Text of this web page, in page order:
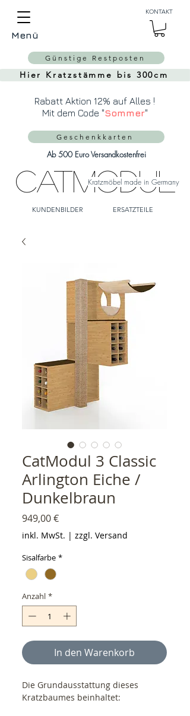
CatModul
Kratzmöbel made in Germany
Menü
KONTAKT
KUNDENBILDER ERSATZTEILE
Ab 500 Euro Versandkostenfrei
Hier Kratzstämme bis 300cm
Geschenkkarten
Günstige Restposten
Rabatt Aktion 12% auf Alles !
Mit dem Code "Sommer"
CatModul 3 Classic
Arlington Eiche /
Dunkelbraun
949,00 €Preis
inkl. MwSt. | zzgl. Versand
Sisalfarbe *
Anzahl *
In den Warenkorb
Die Grundausstattung dieses
Kratzbaumes beinhaltet: